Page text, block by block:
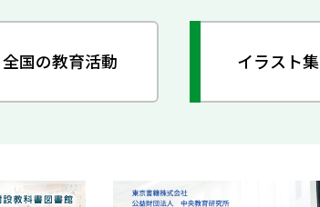
全国の教育活動 イラスト集